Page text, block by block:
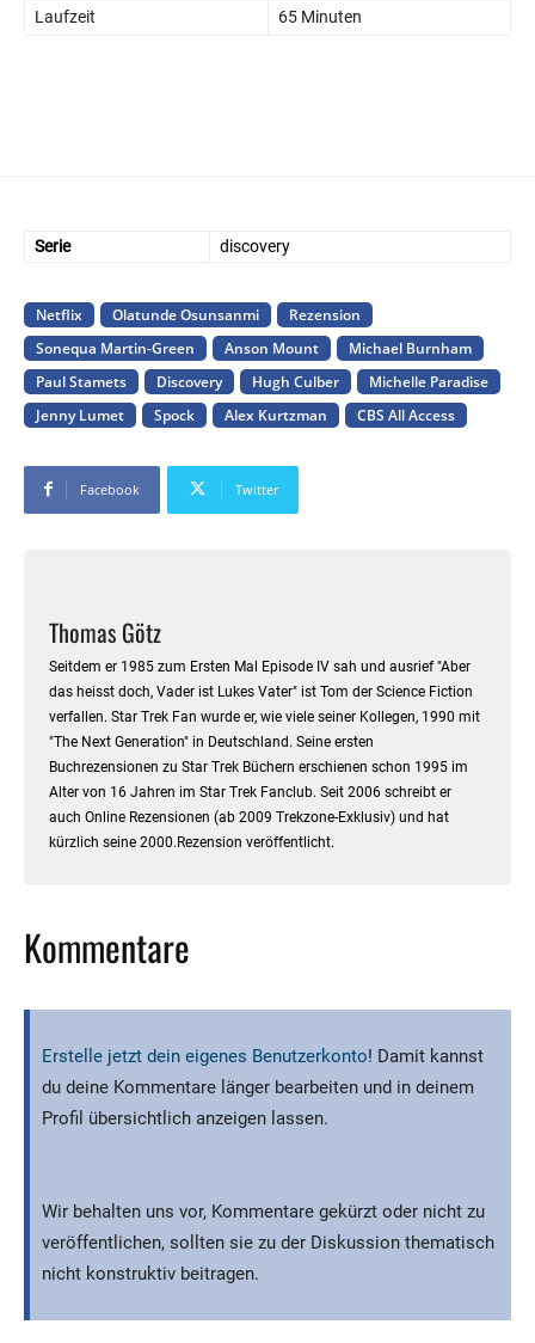
Laufzeit
65 Minuten
Serie discovery
Netflix Olatunde Osunsanmi
Rezension
Sonequa Martin-Green
Anson Mount
Michael Burnham
Paul Stamets
Discovery Hugh Culber
Michelle Paradise
Jenny Lumet
Spock Alex Kurtzman CBS All Access
Facebook Twitter
Thomas Götz
Seitdem er 1985 zum Ersten Mal Episode IV sah und ausrief "Aber
das heisst doch, Vader ist Lukes Vater" ist Tom der Science Fiction
verfallen. Star Trek Fan wurde er, wie viele seiner Kollegen, 1990 mit
"The Next Generation" in Deutschland. Seine ersten
Buchrezensionen zu Star Trek Büchern erschienen schon 1995 im
Alter von 16 Jahren im Star Trek Fanclub. Seit 2006 schreibt er
auch Online Rezensionen (ab 2009 Trekzone-Exklusiv) und hat
kürzlich seine 2000.Rezension veröffentlicht.
Kommentare
Erstelle jetzt dein eigenes Benutzerkonto! Damit kannst
du deine Kommentare länger bearbeiten und in deinem
Profil übersichtlich anzeigen lassen.
Wir behalten uns vor, Kommentare gekürzt oder nicht zu
veröffentlichen, sollten sie zu der Diskussion thematisch
nicht konstruktiv beitragen.